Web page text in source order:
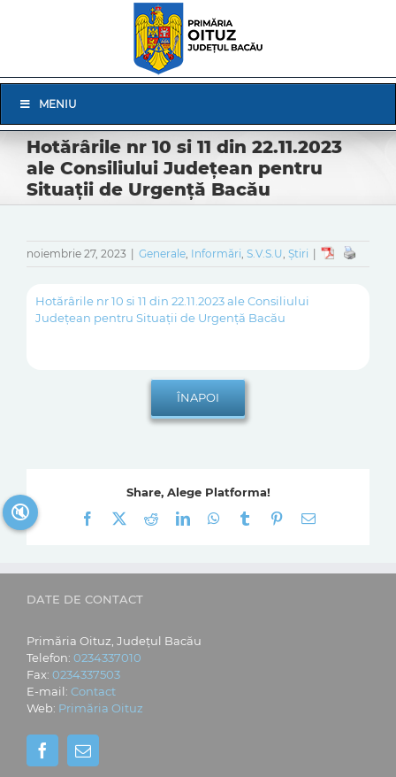
Navigation
MENIU
Hotărârile nr 10 si 11 din 22.11.2023
ale Consiliului Județean pentru
Situații de Urgență Bacău
noiembrie 27, 2023 Generale, Informări, S.V.S.U, Știri
Hotărârile nr 10 si 11 din 22.11.2023 ale Consiliului
Județean pentru Situații de Urgență Bacău
Share, Alege Platforma!
Facebook
RedditLinkedInWhatsApp
Tumblr Pinterest
E-
DATE DE CONTACT
Primăria Oituz, Județul Bacău
Telefon: 0234337010
Fax: 0234337503
E-mail: Contact
Web: Primăria Oituz
🔇